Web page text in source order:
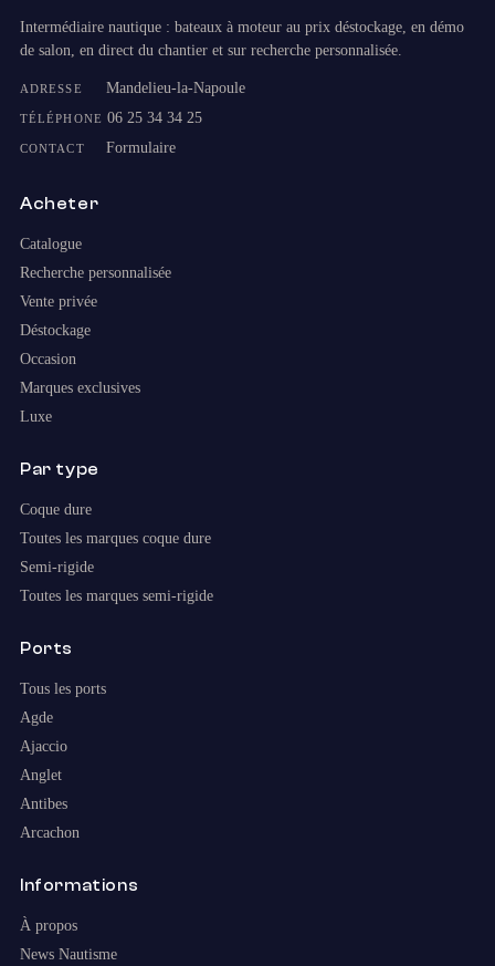
Intermédiaire nautique : bateaux à moteur au prix déstockage, en démo
de salon, en direct du chantier et sur recherche personnalisée.
ADRESSE Mandelieu-la-Napoule
TÉLÉPHONE 06 25 34 34 25
CONTACT Formulaire
Acheter
Catalogue
Recherche personnalisée
Vente privée
Déstockage
Occasion
Marques exclusives
Luxe
Par type
Coque dure
Toutes les marques coque dure
Semi-rigide
Toutes les marques semi-rigide
Ports
Tous les ports
Agde
Ajaccio
Anglet
Antibes
Arcachon
Informations
À propos
News Nautisme